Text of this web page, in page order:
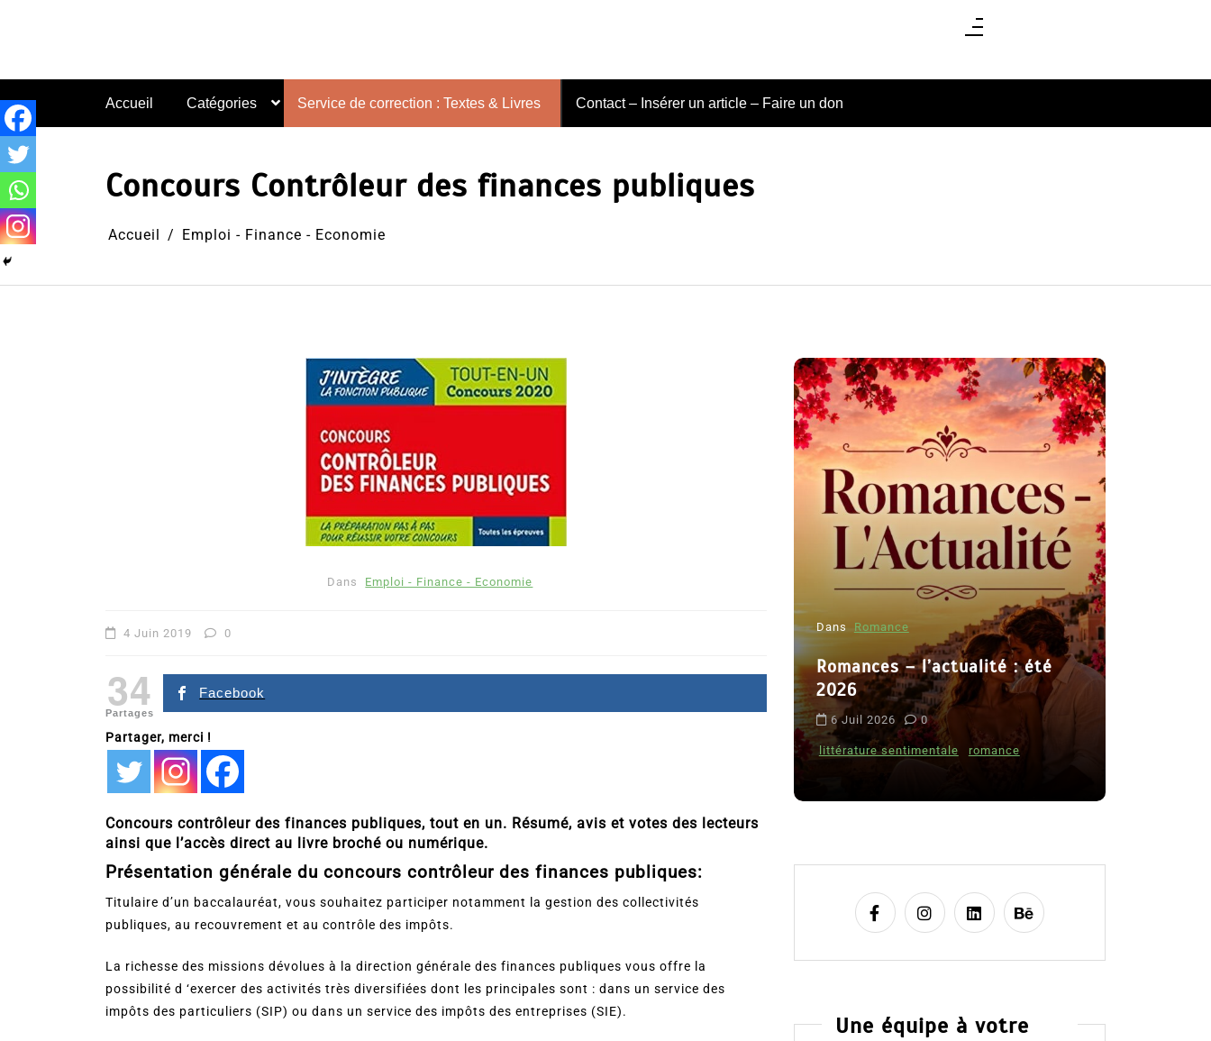
Accueil Catégories Service de correction : Textes & Livres Contact – Insérer un article – Faire un don
Concours Contrôleur des finances publiques
Accueil Emploi - Finance - Economie
Dans Emploi - Finance - Economie
4 Juin 2019 0
34
Partages
Facebook
Partager, merci !
Concours contrôleur des finances publiques, tout en un. Résumé, avis et votes des lecteurs
ainsi que l’accès direct au livre broché ou numérique.
Présentation générale du concours contrôleur des finances publiques:
Titulaire d’un baccalauréat, vous souhaitez participer notamment la gestion des collectivités
publiques, au recouvrement et au contrôle des impôts.
La richesse des missions dévolues à la direction générale des finances publiques vous offre la
possibilité d ‘exercer des activités très diversifiées dont les principales sont : dans un service des
impôts des particuliers (SIP) ou dans un service des impôts des entreprises (SIE).
Dans Romance
2026
littérature sentimentale
Dans Thriller
Le coupable n’est pas Camille
Dans Romance
Romances – l’actualité : été
2026
6 Juil 2026 0
littérature sentimentale romance
Une équipe à votre